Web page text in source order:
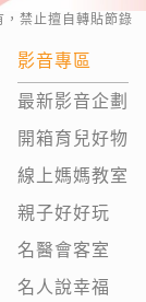
禁止擅自轉貼節錄
影音專區
最新影音企劃
開箱育兒好物
線上媽媽教室
親子好好玩
名醫會客室
名人說幸福